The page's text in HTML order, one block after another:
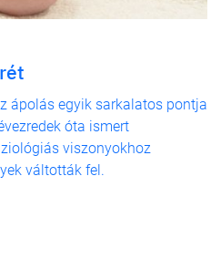
ápolás egyik sarkalatos pontja
óta ismert
viszonyokhoz
váltották fel.